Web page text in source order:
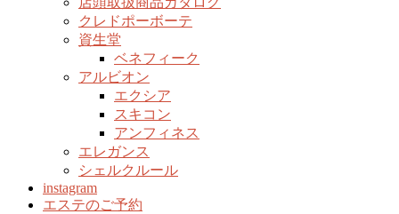
クレドポーボーテ
資生堂
ベネフィーク
アルビオン
エクシア
スキコン
アンフィネス
エレガンス
シェルクルール
instagram
エステのご予約